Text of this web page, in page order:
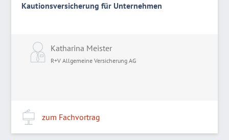
Kautionsversicherung für Unternehmen
Katharina Meister
R+V Allgemeine Versicherung AG
zum Fachvortrag